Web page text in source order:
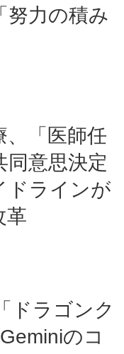
努力の積み
、「医師任
同意思決定
ラインが
革
ドラゴンク
のコ